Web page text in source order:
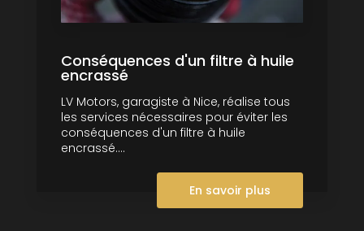
Conséquences d'un filtre à huile
encrassé
LV Motors, garagiste à Nice, réalise tous
les services nécessaires pour éviter les
conséquences d'un filtre à huile
encrassé....
En savoir plus